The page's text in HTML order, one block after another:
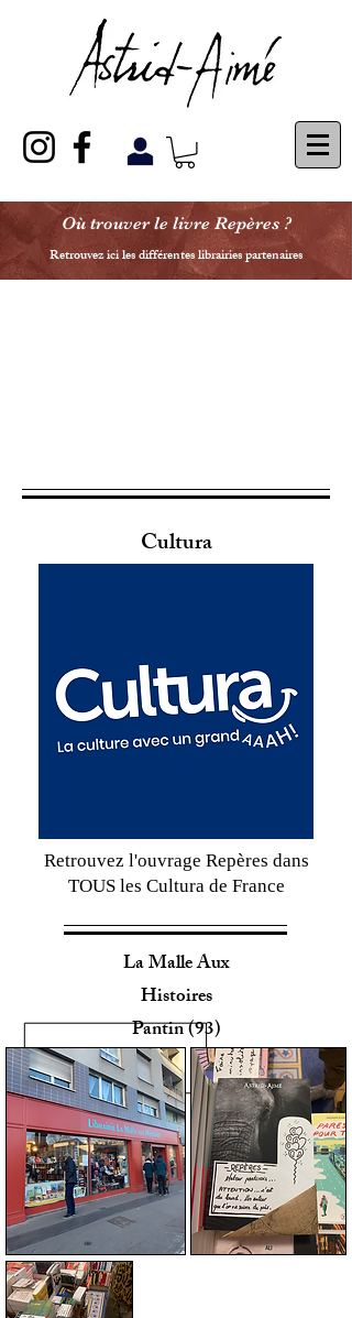
Où trouver le livre Repères ?
Retrouvez ici les différentes librairies partenaires
Cultura
Retrouvez l'ouvrage Repères dans
TOUS les Cultura de France
La Malle Aux
Histoires
Pantin (93)